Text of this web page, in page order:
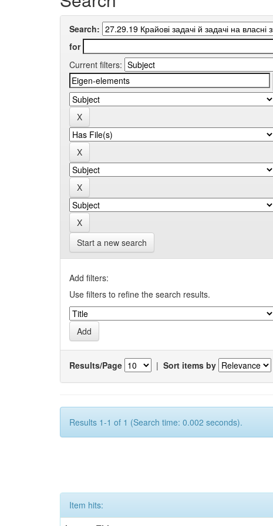
Search:
for
Current filters:
Start a new search
Add filters:
Use filters to refine the search results.
Results/Page | Sort items by
Results 1-1 of 1 (Search time: 0.002 seconds).
Item hits: